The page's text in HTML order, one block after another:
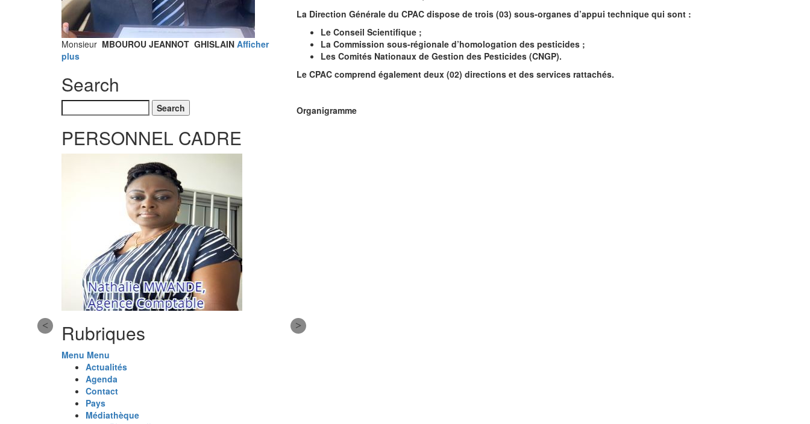
Monsieur MBOUROU JEANNOT GHISLAIN Afficher
plus
Search
PERSONNEL CADRE
Rubriques
Menu Menu
Actualités
Agenda
Contact
Pays
Médiathèque
La Direction Générale du CPAC dispose de trois (03) sous-organes d’appui technique qui sont :
Le Conseil Scientifique ;
La Commission sous-régionale d’homologation des pesticides ;
Les Comités Nationaux de Gestion des Pesticides (CNGP).
Le CPAC comprend également deux (02) directions et des services rattachés.
Organigramme